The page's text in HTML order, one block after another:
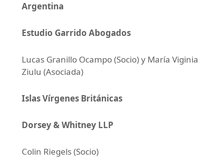
Argentina
Estudio Garrido Abogados
Lucas Granillo Ocampo (Socio) y María Viginia
Ziulu (Asociada)
Islas Vírgenes Británicas
Dorsey & Whitney LLP
Colin Riegels (Socio)